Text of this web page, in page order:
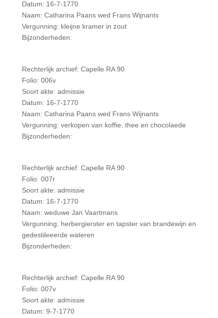
Datum: 16-7-1770
Naam: Catharina Paans wed Frans Wijnants
Vergunning: kleijne kramer in zout
Bijzonderheden:
Rechterlijk archief: Capelle RA 90
Folio: 006v
Soort akte: admissie
Datum: 16-7-1770
Naam: Catharina Paans wed Frans Wijnants
Vergunning: verkopen van koffie, thee en chocolaede
Bijzonderheden:
Rechterlijk archief: Capelle RA 90
Folio: 007r
Soort akte: admissie
Datum: 16-7-1770
Naam: weduwe Jan Vaartmans
Vergunning: herbergierster en tapster van brandewijn en
gedestileeerde wateren
Bijzonderheden:
Rechterlijk archief: Capelle RA 90
Folio: 007v
Soort akte: admissie
Datum: 9-7-1770